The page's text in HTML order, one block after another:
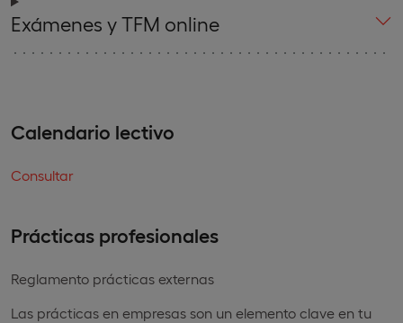
Exámenes y TFM online
Calendario lectivo
Consultar
Prácticas profesionales
Reglamento prácticas externas
Las prácticas en empresas son un elemento clave en tu